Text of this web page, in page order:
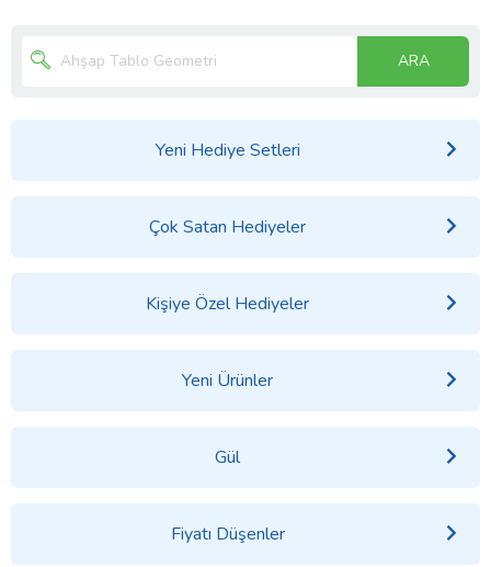
ARA
Yeni Hediye Setleri
Çok Satan Hediyeler
Kişiye Özel Hediyeler
Yeni Ürünler
Gül
Fiyatı Düşenler